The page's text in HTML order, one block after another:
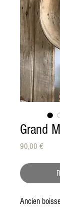
Grand
90,00 €Prix
Ancien